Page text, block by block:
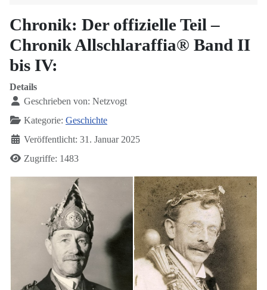
Chronik: Der offizielle Teil –
Chronik Allschlaraffia® Band II
bis IV:
Details
Geschrieben von: Netzvogt
Kategorie: Geschichte
Veröffentlicht: 31. Januar 2025
Zugriffe: 1483